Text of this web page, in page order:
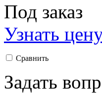
Под заказ
Узнать
Сравнить
Задать